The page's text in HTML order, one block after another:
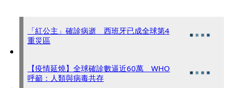
「紅公主」確診病逝 西班牙已成全球第4
重災區
【疫情延燒】全球確診數逼近60萬 WHO
呼籲：人類與病毒共存